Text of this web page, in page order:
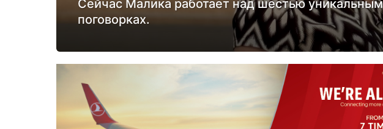
е
в
а
а
6
Сейчас Малика работает над шестью
поговорках.